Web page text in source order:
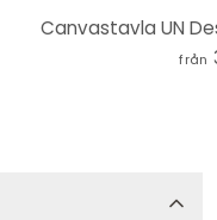
Canvastavla UN
från